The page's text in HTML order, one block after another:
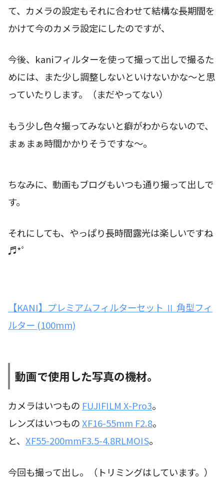
て、カメラの設定もそれに合わせて結構な長期間を
かけて今のカメラ設定にしたのですが、
今後、kaniフィルターを使って撮って出しで撮るた
めには、また少し調整しないといけないかな〜と思
っていたりします。（まだやってない）
もう少し色々撮ってみないと癖がわからないので、
まぁまぁ時間かかりそうですな〜。
ちなみに、動画もブログもいつも通り撮って出しで
す。
それにしても、やっぱり長時間露光は楽しいですね
♬*ﾟ
【KANI】プレミアムフィルターセット Ⅱ 角型フィ
ルター (100mm)
動画で使用した写真の機材。
カメラはいつもの FUJIFILM X-Pro3。
レンズはいつものXF16-55mm F2.8。
と、 XF55-200mmF3.5-4.8RLMOIS。
今回も撮って出し。（トリミングはしています。）